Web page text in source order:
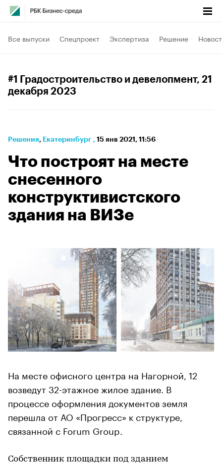
Все выпуски Спецпроект Экспертиза Решение
#1 Градостроительство и девелопмент, 21
декабря 2023
Решения⁠, Екатеринбург , 15 янв 2021, 11:56
Что построят на месте
снесенного
конструктивистского
здания на ВИЗе
На месте офисного центра на Нагорной, 12
возведут 32-этажное жилое здание. В
процессе оформления документов земля
перешла от АО «Прогресс» к структуре,
связанной с Forum Group.
Собственник площадки под зданием